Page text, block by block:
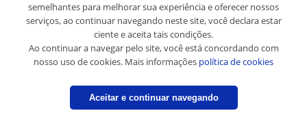
305883opiniões de alunos
© 2007 - 2026 Suas aulas particulares
Mapa do site:Professores particulares
semelhantes para melhorar sua experiência e oferecer nossos
serviços, ao continuar navegando neste site, você declara estar
ciente e aceita tais condições.
Ao continuar a navegar pelo site, você está concordando com
nosso uso de cookies. Mais informações política de cookies
Aceitar e continuar navegando